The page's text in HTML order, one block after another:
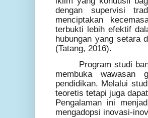
dengan supervisi
menciptakan
terbukti lebih efektif
hubungan yang setara
(Tatang, 2016).
Program studi
membuka wawasan
pendidikan. Melalui
teoretis tetapi juga
Pengalaman ini
mengadopsi inovasi-